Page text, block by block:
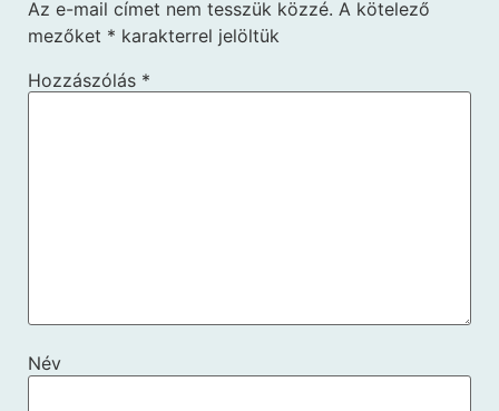
Az e-mail címet nem tesszük közzé. A kötelező
mezőket * karakterrel jelöltük
Hozzászólás *
Név